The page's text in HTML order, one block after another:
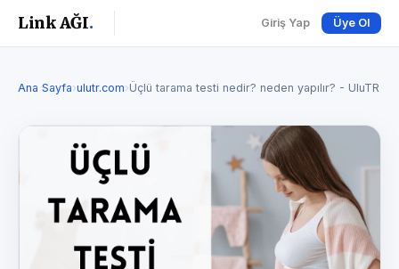
Link AĞI. Giriş Yap Üye Ol
Ana Sayfa›ulutr.com›Üçlü tarama testi nedir? neden yapılır? - UluTR